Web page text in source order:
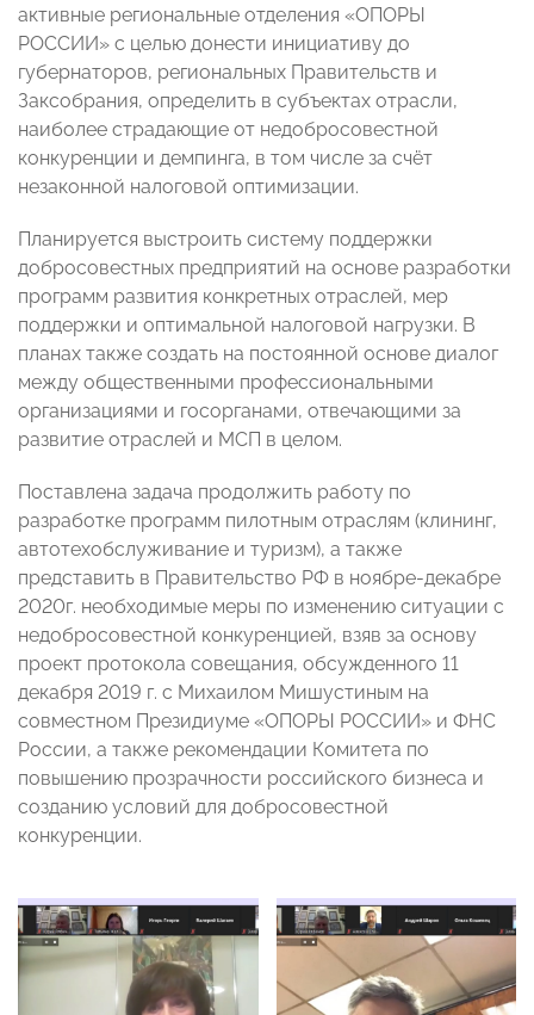
активные региональные отделения «ОПОРЫ
РОССИИ» с целью донести инициативу до
губернаторов, региональных Правительств и
Заксобрания, определить в субъектах отрасли,
наиболее страдающие от недобросовестной
конкуренции и демпинга, в том числе за счёт
незаконной налоговой оптимизации.
Планируется выстроить систему поддержки
добросовестных предприятий на основе разработки
программ развития конкретных отраслей, мер
поддержки и оптимальной налоговой нагрузки. В
планах также создать на постоянной основе диалог
между общественными профессиональными
организациями и госорганами, отвечающими за
развитие отраслей и МСП в целом.
Поставлена задача продолжить работу по
разработке программ пилотным отраслям (клининг,
автотехобслуживание и туризм), а также
представить в Правительство РФ в ноябре-декабре
2020г. необходимые меры по изменению ситуации с
недобросовестной конкуренцией, взяв за основу
проект протокола совещания, обсужденного 11
декабря 2019 г. с Михаилом Мишустиным на
совместном Президиуме «ОПОРЫ РОССИИ» и ФНС
России, а также рекомендации Комитета по
повышению прозрачности российского бизнеса и
созданию условий для добросовестной
конкуренции.